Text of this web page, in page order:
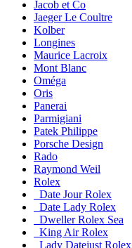
Jacob et Co
Jaeger Le Coultre
Kolber
Longines
Maurice Lacroix
Mont Blanc
Oméga
Oris
Panerai
Parmigiani
Patek Philippe
Porsche Design
Rado
Raymond Weil
Rolex
Date Jour Rolex
Date Lady Rolex
Dweller Rolex Sea
King Air Rolex
Lady Datejust Rolex